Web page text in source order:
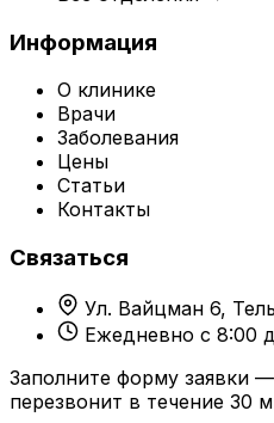
Информация
О клинике
Врачи
Заболевания
Цены
Статьи
Контакты
Связаться
Ул. Вайцман 6,
Ежедневно с 8:00
Заполните форму заявки
перезвонит в течение 30